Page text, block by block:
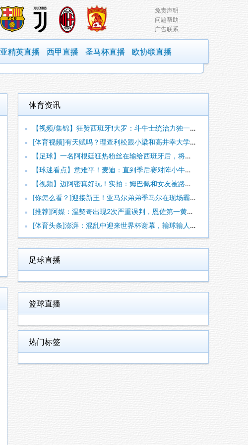
免责声明
问题帮助
广告联系
亚精英直播 西甲直播 圣马杯直播 欧协联直播
体育资讯
【视频/集锦】狂赞西班牙❗大罗：斗牛士统治力独一档，阿根廷有
[体育视频]有天赋吗？理查利松跟小梁和高井幸大学习韩语和日语
【足球】一名阿根廷狂热粉丝在输给西班牙后，将电视从阳台上扔了
【球迷看点】意难平！麦迪：直到季后赛对阵小牛时，我才意识到姚
【视频】迈阿密真好玩！实拍：姆巴佩和女友被路人拍到在夜店狂欢
[你怎么看？]迎接新王！亚马尔弟弟季马尔在现场霸气地戴上冠军
[推荐]阿媒：温契奇出现2次严重误判，恩佐第一黄过于严厉+吹
[体育头条]澎湃：混乱中迎来世界杯谢幕，输球输人的阿根廷需要
足球直播
篮球直播
热门标签